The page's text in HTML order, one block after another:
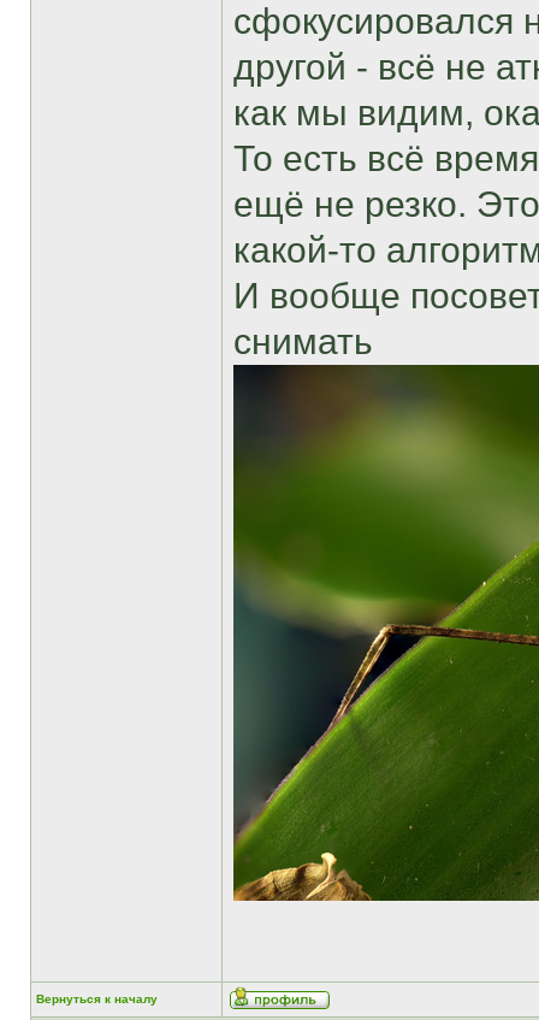
сфокусировался
другой - всё не
как мы видим,
То есть всё
ещё не резко.
какой-то
И вообще
снимать
Вернуться к началу